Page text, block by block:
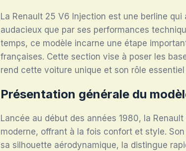
La Renault 25 V6 Injection est une berline
audacieux que par ses performances
temps, ce modèle incarne une étape
françaises. Cette section vise à poser les
rend cette voiture unique et son rôle essentiel
Présentation générale du
Lancée au début des années 1980, la
moderne, offrant à la fois confort et style.
sa silhouette aérodynamique, la distingue